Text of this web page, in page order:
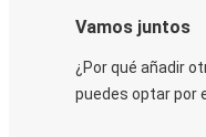
Vamos juntos
¿Por qué añadir
puedes optar por